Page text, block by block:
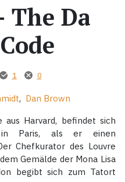
The Da
1 0
, Dan Brown
aus Harvard, befindet sich
in Paris, als er einen
Chefkurator des Louvre
Gemälde der Mona Lisa
begibt sich zum Tatort